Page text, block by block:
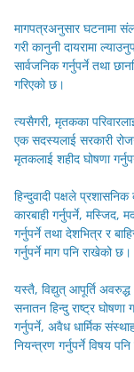
मागपत्रअनुसार घटनामा
गरी कानुनी दायरामा
सार्वजनिक गर्नुपर्ने तथा
गरिएको छ।
त्यसैगरी, मृतकका
एक सदस्यलाई सरकारी
मृतकलाई शहीद घोषणा
हिन्दुवादी पक्षले
कारबाही गर्नुपर्ने, मस्जिद,
गर्नुपर्ने तथा देशभित्र र
गर्नुपर्ने माग पनि राखेको छ।
यस्तै, विद्युत् आपूर्ति
सनातन हिन्दु राष्ट्र
गर्नुपर्ने, अवैध धार्मिक
नियन्त्रण गर्नुपर्ने विषय